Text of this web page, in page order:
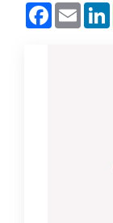
Facebook
Email